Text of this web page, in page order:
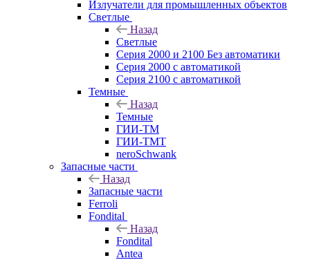
Излучатели для промышленных объектов
Светлые
Назад
Светлые
Серия 2000 и 2100 Без автоматики
Серия 2000 с автоматикой
Серия 2100 с автоматикой
Темные
Назад
Темные
ГИИ-ТМ
ГИИ-ТМТ
neroSchwank
Запасные части
Назад
Запасные части
Ferroli
Fondital
Назад
Fondital
Antea